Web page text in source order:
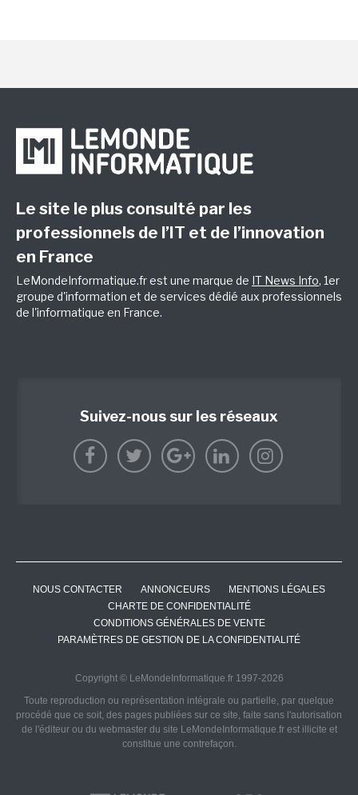
Le site le plus consulté par les
professionnels de l’IT et de l’innovation
en France
LeMondeInformatique.fr est une marque de IT News Info, 1er
groupe d'information et de services dédié aux professionnels
de l'informatique en France.
Suivez-nous sur les réseaux
NOUS CONTACTER ANNONCEURS
MENTIONS LÉGALES
CHARTE DE CONFIDENTIALITÉ
CONDITIONS GÉNÉRALES DE VENTE
PARAMÈTRES DE GESTION DE LA CONFIDENTIALITÉ
Copyright © LeMondeInformatique.fr 1997-2026
Toute reproduction ou représentation intégrale ou partielle, par quelque
procédé que ce soit, des pages publiées sur ce site, faite sans l'autorisation
de l'éditeur ou du webmaster du site LeMondeInformatique.fr est illicite et
constitue une contrefaçon.